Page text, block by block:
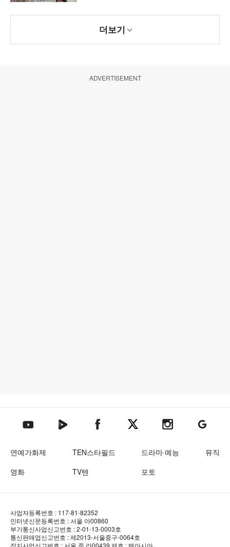
더보기
ADVERTISEMENT
텐아시아 유튜브텐아시아 네이버TV텐아시아 페이스북텐아시아 엑스텐아시아 인스타그램
텐아시아
연예가화제 TEN스타필드 드라마·예능
뮤직
영화
TV텐 포토
사업자등록번호 : 117-81-82352
인터넷신문등록번호 : 서울 아00860
부가통신사업신고번호 : 2-01-13-0003호
통신판매업신고번호 : 제2013-서울중구-0064호
잡지사업신고번호 : 서울 중.라00439 제호 : 텐아시아